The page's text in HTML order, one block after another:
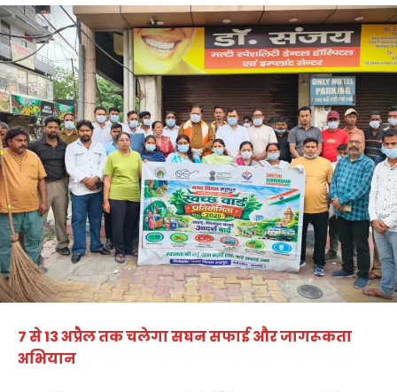
7 से 13 अप्रैल तक चलेगा सघन सफाई और जागरूकता
अभियान